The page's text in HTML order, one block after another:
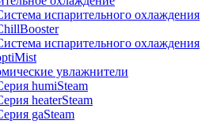
испарительного охлаждения
испарительного охлаждения
увлажнители
humiSteam
heaterSteam
gaSteam